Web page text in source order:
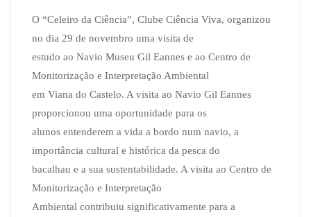
O “Celeiro da Ciência”, Clube Ciência Viva, organizou
no dia 29 de novembro uma visita de
estudo ao Navio Museu Gil Eannes e ao Centro de
Monitorização e Interpretação Ambiental
em Viana do Castelo. A visita ao Navio Gil Eannes
proporcionou uma oportunidade para os
alunos entenderem a vida a bordo num navio, a
importância cultural e histórica da pesca do
bacalhau e a sua sustentabilidade. A visita ao Centro de
Monitorização e Interpretação
Ambiental contribuiu significativamente para a